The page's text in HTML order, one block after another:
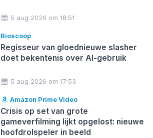
5 aug 2026 om 18:51
Bioscoop
Regisseur van gloednieuwe slasher
doet bekentenis over AI-gebruik
5 aug 2026 om 17:53
Amazon Prime Video
Crisis op set van grote
gameverfilming lijkt opgelost: nieuwe
hoofdrolspeler in beeld